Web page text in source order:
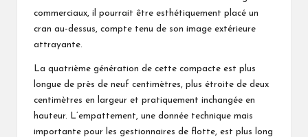
commerciaux, il pourrait être esthétiquement placé un
cran au-dessus, compte tenu de son image extérieure
attrayante.
La quatrième génération de cette compacte est plus
longue de près de neuf centimètres, plus étroite de deux
centimètres en largeur et pratiquement inchangée en
hauteur. L’empattement, une donnée technique mais
importante pour les gestionnaires de flotte, est plus long